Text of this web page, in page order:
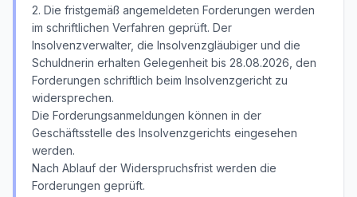
2. Die fristgemäß angemeldeten Forderungen werden
im schriftlichen Verfahren geprüft. Der
Insolvenzverwalter, die Insolvenzgläubiger und die
Schuldnerin erhalten Gelegenheit bis 28.08.2026, den
Forderungen schriftlich beim Insolvenzgericht zu
widersprechen.
Die Forderungsanmeldungen können in der
Geschäftsstelle des Insolvenzgerichts eingesehen
werden.
Nach Ablauf der Widerspruchsfrist werden die
Forderungen geprüft.